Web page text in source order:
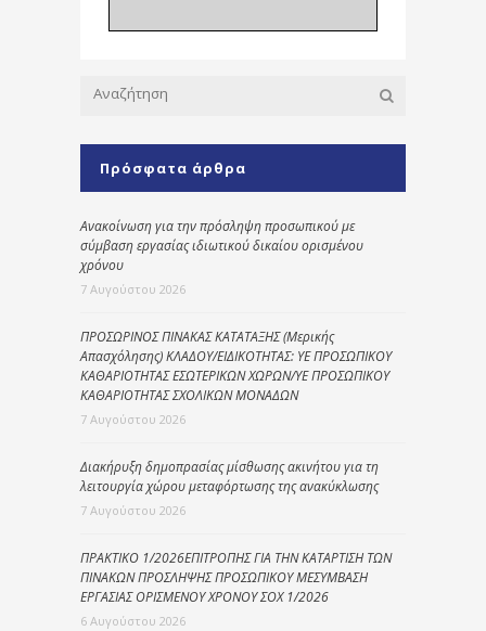
Πρόσφατα άρθρα
Ανακοίνωση για την πρόσληψη προσωπικού με
σύμβαση εργασίας ιδιωτικού δικαίου ορισμένου
χρόνου
7 Αυγούστου 2026
ΠΡΟΣΩΡΙΝΟΣ ΠΙΝΑΚΑΣ ΚΑΤΑΤΑΞΗΣ (Μερικής
Απασχόλησης) ΚΛΑΔΟΥ/ΕΙΔΙΚΟΤΗΤΑΣ: ΥΕ ΠΡΟΣΩΠΙΚΟΥ
ΚΑΘΑΡΙΟΤΗΤΑΣ ΕΣΩΤΕΡΙΚΩΝ ΧΩΡΩΝ/ΥΕ ΠΡΟΣΩΠΙΚΟΥ
ΚΑΘΑΡΙΟΤΗΤΑΣ ΣΧΟΛΙΚΩΝ ΜΟΝΑΔΩΝ
7 Αυγούστου 2026
Διακήρυξη δημοπρασίας μίσθωσης ακινήτου για τη
λειτουργία χώρου μεταφόρτωσης της ανακύκλωσης
7 Αυγούστου 2026
ΠΡΑΚΤΙΚΟ 1/2026ΕΠΙΤΡΟΠΗΣ ΓΙΑ ΤΗΝ ΚΑΤΑΡΤΙΣΗ ΤΩΝ
ΠΙΝΑΚΩΝ ΠΡΟΣΛΗΨΗΣ ΠΡΟΣΩΠΙΚΟΥ ΜΕΣΥΜΒΑΣΗ
ΕΡΓΑΣΙΑΣ ΟΡΙΣΜΕΝΟΥ ΧΡΟΝΟΥ ΣΟΧ 1/2026
6 Αυγούστου 2026